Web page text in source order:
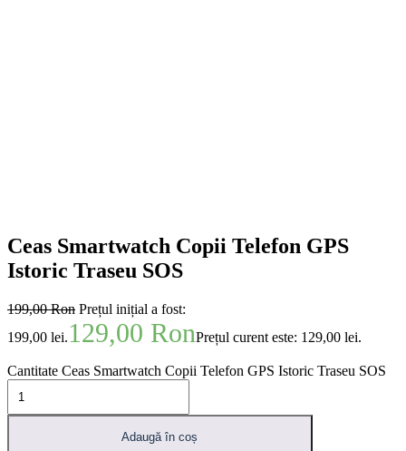
Ceas Smartwatch Copii Telefon GPS
Istoric Traseu SOS
199,00Ron Prețul inițial a fost:
199,00 lei.129,00 RonPrețul curent este: 129,00 lei.
Cantitate Ceas Smartwatch Copii Telefon GPS Istoric Traseu SOS
Adaugă în coș